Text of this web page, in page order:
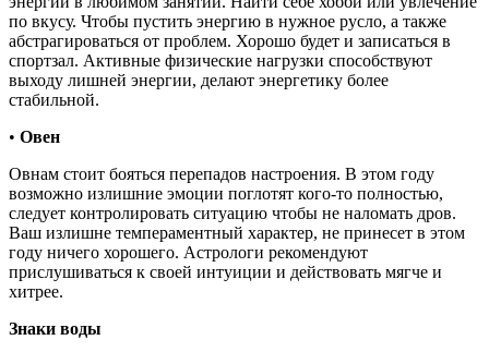
по вкусу. Чтобы пустить энергию в нужное русло, а также
абстрагироваться от проблем. Хорошо будет и записаться в
спортзал. Активные физические нагрузки способствуют
выходу лишней энергии, делают энергетику более
стабильной.
• Овен
Овнам стоит бояться перепадов настроения. В этом году
возможно излишние эмоции поглотят кого-то полностью,
следует контролировать ситуацию чтобы не наломать дров.
Ваш излишне темпераментный характер, не принесет в этом
году ничего хорошего. Астрологи рекомендуют
прислушиваться к своей интуиции и действовать мягче и
хитрее.
Знаки воды